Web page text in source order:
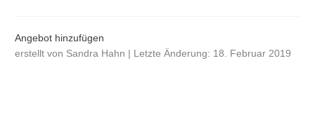
Angebot hinzufügen
erstellt von Sandra Hahn | Letzte Änderung: 18. Februar 2019